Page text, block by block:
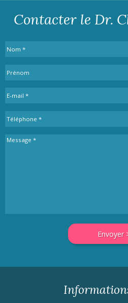
Contacter le Dr.